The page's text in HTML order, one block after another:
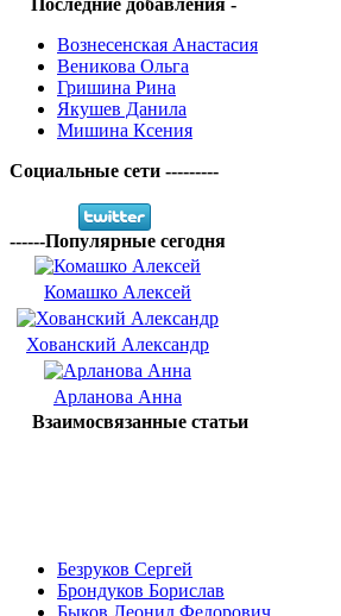
Последние добавления -
Вознесенская Анастасия
Веникова Ольга
Гришина Рина
Якушев Данила
Мишина Ксения
Социальные сети ---------
------Популярные сегодня
Комашко Алексей
Хованский Александр
Арланова Анна
Взаимосвязанные статьи
Безруков Сергей
Брондуков Борислав
Быков Леонид Федорович